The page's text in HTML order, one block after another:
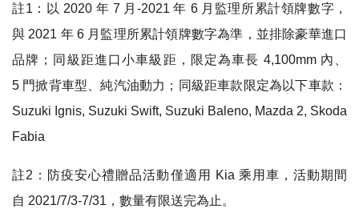
註1 ： 以 2020 年 7 月 -2021年 6 月監理所累計領牌數字 ，
與 2021 年6 月監理所累計領牌數字為準 ， 並排除豪華進口
品牌 ； 同級距進口小車級距 ， 限定為車長 4,100mm 內
5 門掀背車型 、純汽油動力 ； 同級距車款限定為以下車款 ：
Suzuki Ignis, Suzuki Swift, Suzuki Baleno, Mazda 2, Skoda
Fabia
註2 ： 防疫安心禮贈品活動僅適用 Kia 乘用車 ， 活動期間
自 2021/7/3-7/31 ， 數量有限送完為止 。